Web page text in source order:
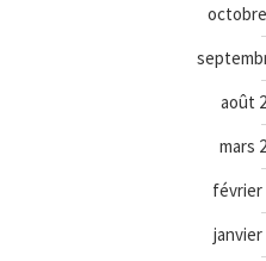
août
mars
février
janvier